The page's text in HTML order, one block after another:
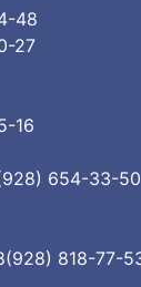
48
27
16
654-33-50
818-77-